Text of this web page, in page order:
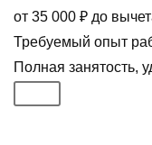
от 35 000 ₽ до
Требуемый опыт
Полная занятость,